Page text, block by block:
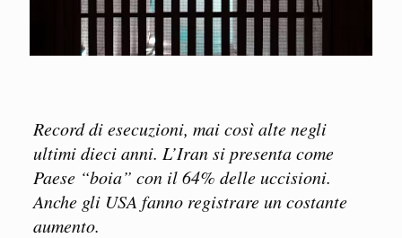
Record di esecuzioni, mai così alte negli
ultimi dieci anni. L’Iran si presenta come
Paese “boia” con il 64% delle uccisioni.
Anche gli USA fanno registrare un costante
aumento.